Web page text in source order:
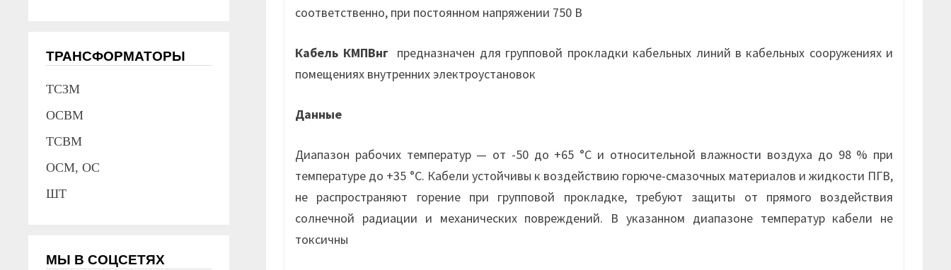
соответственно, при постоянном напряжении 750 В
Кабель КМПВнг
предназначен для групповой прокладки кабельных линий в кабельных сооружениях и
помещениях внутренних электроустановок
Данные
Диапазон рабочих температур — от -50 до +65 °С и относительной влажности воздуха до 98 % при
температуре до +35 °С. Кабели устойчивы к воздействию горюче-смазочных материалов и жидкости ПГВ,
не распространяют горение при групповой прокладке, требуют защиты от прямого воздействия
солнечной радиации и механических повреждений. В указанном диапазоне температур кабели не
токсичны
ТРАНСФОРМАТОРЫ
ТСЗМ
ОСВМ
ТСВМ
ОСМ, ОС
ШТ
МЫ В СОЦСЕТЯХ